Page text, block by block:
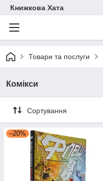
Книжкова Хата
Товари та послуги
Комікси
Сортування
–20%